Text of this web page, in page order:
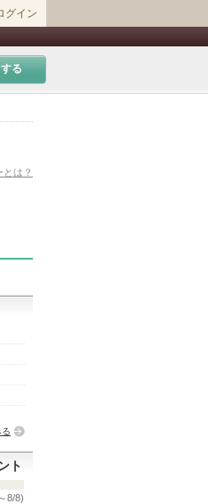
グイン
る
とは？
る
ト
8/8)